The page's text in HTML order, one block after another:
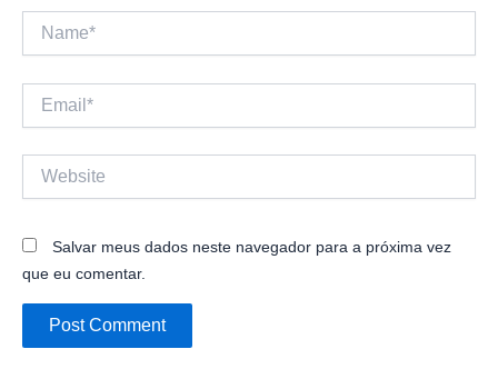
Salvar meus dados neste navegador para a próxima vez
que eu comentar.